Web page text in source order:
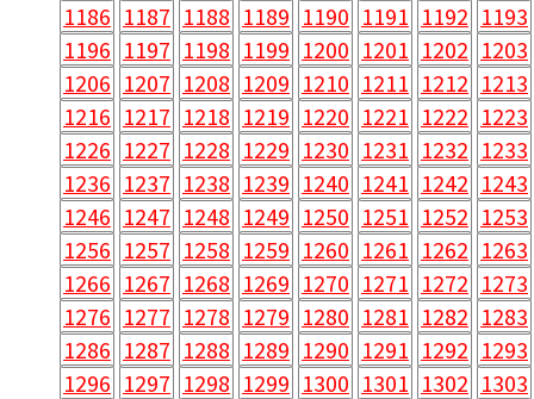
1186 1187 1188 1189 1190 1191 1192 1193
1196 1197 1198 1199 1200 1201 1202 1203
1206 1207 1208 1209 1210 1211 1212 1213
1216 1217 1218 1219 1220 1221 1222 1223
1226 1227 1228 1229 1230 1231 1232 1233
1236 1237 1238 1239 1240 1241 1242 1243
1246 1247 1248 1249 1250 1251 1252 1253
1256 1257 1258 1259 1260 1261 1262 1263
1266 1267 1268 1269 1270 1271 1272 1273
1276 1277 1278 1279 1280 1281 1282 1283
1286 1287 1288 1289 1290 1291 1292 1293
1296 1297 1298 1299 1300 1301 1302 1303